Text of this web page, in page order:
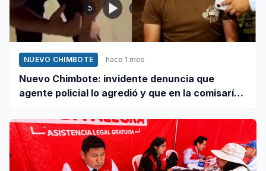
NUEVO CHIMBOTE hace 1 mes
Nuevo Chimbote: invidente denuncia que
agente policial lo agredió y que en la comisaría